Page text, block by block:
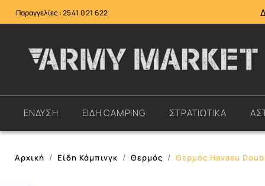
Παραγγελίες :2541 021 622
ΕΝΔΥΣΗ ΕΙΔΗ CAMPING ΣΤΡΑΤΙΩΤΙΚΑ
Αρχική Είδη Κάμπινγκ Θερμός Θερμός Havasu